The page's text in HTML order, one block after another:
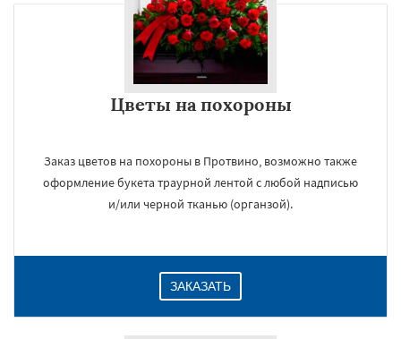
Цветы на похороны
Заказ цветов на похороны в Протвино, возможно также
оформление букета траурной лентой с любой надписью
и/или черной тканью (органзой).
ЗАКАЗАТЬ